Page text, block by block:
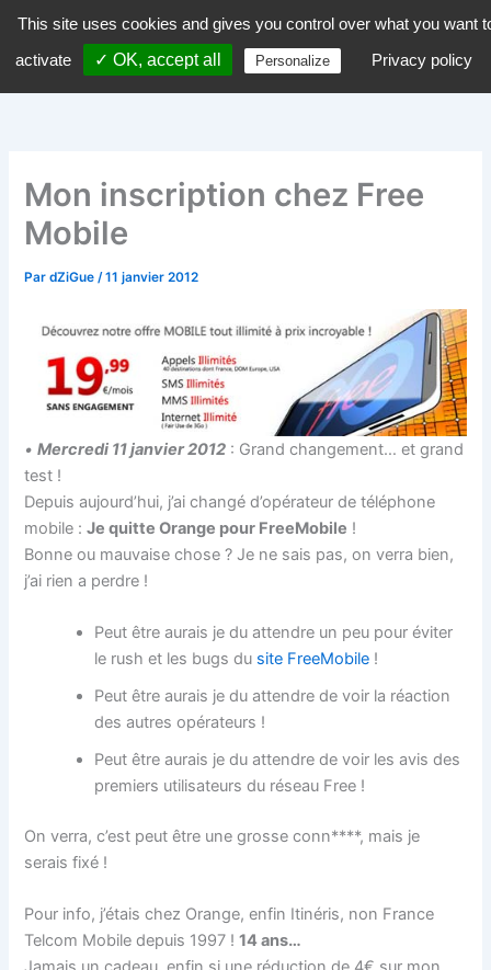
contenu
dZiGue
Mon inscription chez Free
Mobile
PardZiGue/11 janvier 2012
•Mercredi 11 janvier 2012 : Grand changement… et grand
test !
Depuis aujourd’hui, j’ai changé d’opérateur de téléphone
mobile :Je quitte Orange pour FreeMobile !
Bonne ou mauvaise chose ? Je ne sais pas, on verra bien,
j’ai rien a perdre !
Peut être aurais je du attendre un peu pour éviter
le rush et les bugs du site FreeMobile !
Peut être aurais je du attendre de voir la réaction
des autres opérateurs !
Peut être aurais je du attendre de voir les avis des
premiers utilisateurs du réseau Free !
On verra, c’est peut être une grosse conn****, mais je
serais fixé !
Pour info, j’étais chez Orange, enfin Itinéris, non France
Telcom Mobile depuis 1997 !14 ans…
This site uses cookies and gives you control over what you want
activate
✓ OK, accept all Personalize Privacy policy